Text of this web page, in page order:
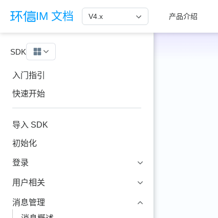
IM 文档 V4.x 产品介绍
SDK Windows
入门指引
快速开始
导入 SDK
初始化
登录
用户相关
消息管理